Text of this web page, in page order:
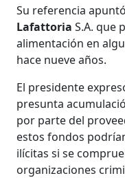
Su referencia
Lafattoria S.A. que
alimentación en
hace nueve años.
El presidente
presunta
por parte del
estos fondos
ilícitas si se
organizaciones